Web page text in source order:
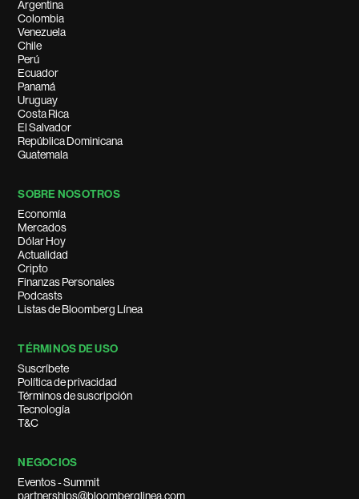
Argentina
Colombia
Venezuela
Chile
Perú
Ecuador
Panamá
Uruguay
Costa Rica
El Salvador
República Dominicana
Guatemala
SOBRE NOSOTROS
Economía
Mercados
Dólar Hoy
Actualidad
Cripto
Finanzas Personales
Podcasts
Listas de Bloomberg Línea
TÉRMINOS DE USO
Suscríbete
Política de privacidad
Términos de suscripción
Tecnología
T&C
NEGOCIOS
Eventos - Summit
partnerships@bloomberglinea.com